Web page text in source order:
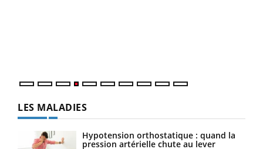
LES MALADIES
Hypotension orthostatique : quand la
pression artérielle chute au lever